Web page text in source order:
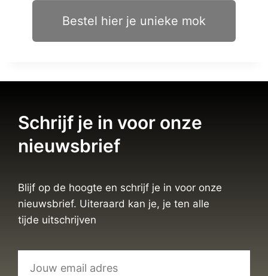
Bestel hier je unieke mok
Schrijf je in voor onze
nieuwsbrief
Blijf op de hoogte en schrijf je in voor onze
nieuwsbrief. Uiteraard kan je, je ten alle
tijde uitschrijven